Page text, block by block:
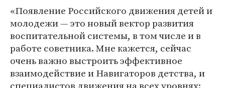
«Появление Российского движения детей и
молодежи — это новый вектор развития
воспитательной системы, в том числе и в
работе советника. Мне кажется, сейчас
очень важно выстроить эффективное
взаимодействие и Навигаторов детства, и